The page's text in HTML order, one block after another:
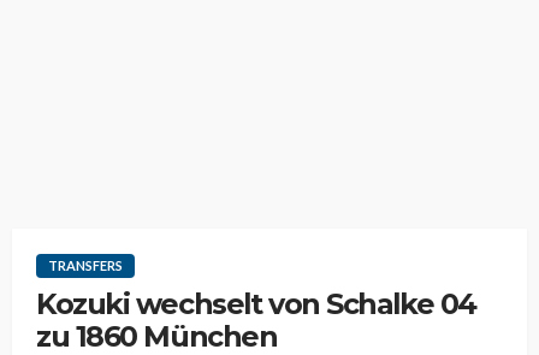
TRANSFERS
Kozuki wechselt von Schalke 04
zu 1860 München